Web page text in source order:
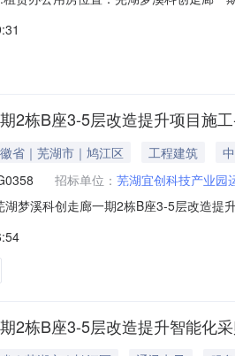
号楼1608、1609、1601号租赁费底价
2栋B座3-5层改造提升项目施
省｜芜湖市｜鸠江区 工程建筑
招标单位： 芜湖宜创科技产业园
湖梦溪科创走廊一期2栋B座3-5层改造提
芜湖宜正工程咨询有限公司地址安徽省
2栋B座3-5层改造提升智能化